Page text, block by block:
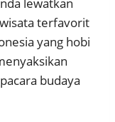
lewatkan
terfavorit
yang hobi
budaya